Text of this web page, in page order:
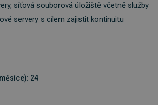
síťová souborová úložiště včetně služby
servery s cílem zajistit kontinuitu
24